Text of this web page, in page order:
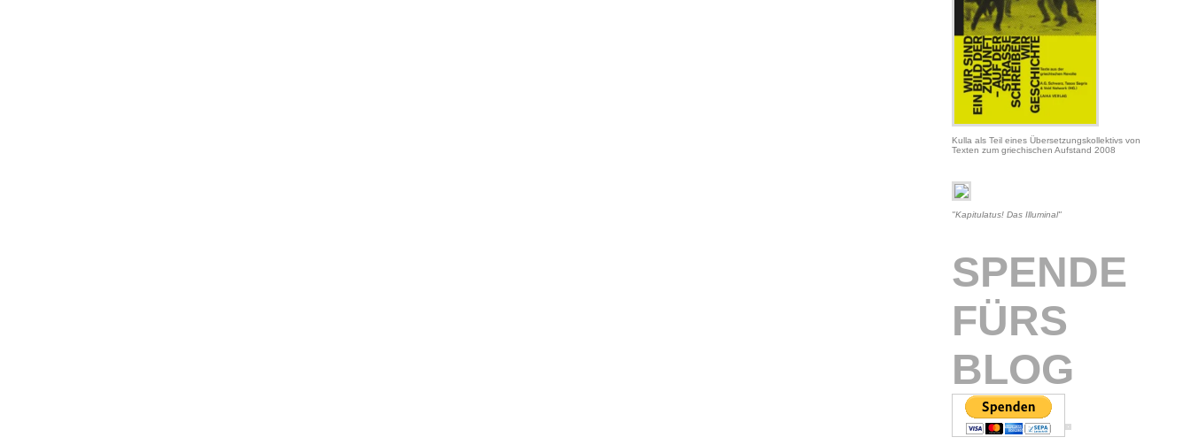
Kulla als Teil eines Übersetzungskollektivs von
Texten zum griechischen Aufstand 2008
"Kapitulatus! Das Illuminal"
SPENDE
FÜRS
BLOG